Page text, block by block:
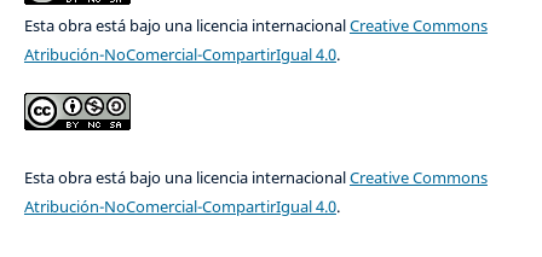
Esta obra está bajo una licencia internacionalCreative Commons
Atribución-NoComercial-CompartirIgual 4.0.
Esta obra está bajo una licencia internacionalCreative Commons
Atribución-NoComercial-CompartirIgual 4.0.